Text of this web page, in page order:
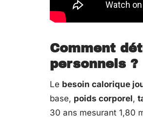
Comment
personnels ?
Le besoin calorique
base, poids corporel,
30 ans mesurant 1,80